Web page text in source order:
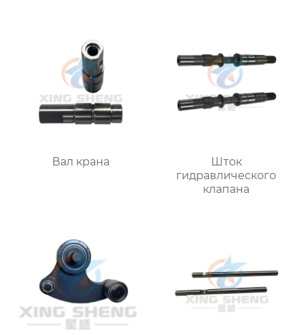
Вал крана
Шток
гидравлического
клапана